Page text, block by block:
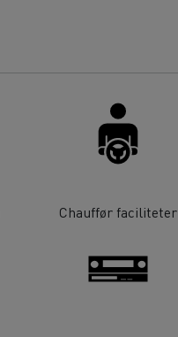
Chauffør faciliteter